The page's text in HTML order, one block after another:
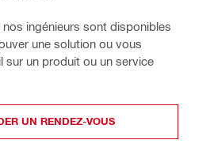
ingénieurs sont disponibles
une solution ou vous
sur un produit ou un service
UN RENDEZ-VOUS